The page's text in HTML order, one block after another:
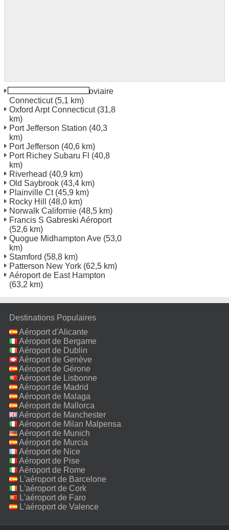
New Haven Gare Ferroviaire
Connecticut(5,1 km)
Oxford Arpt Connecticut(31,8
km)
Port Jefferson Station (40,3
km)
Port Jefferson (40,6 km)
Port Richey Subaru Fl (40,8
km)
Riverhead (40,9 km)
Old Saybrook (43,4 km)
Plainville Ct(45,9 km)
Rocky Hill
(48,0 km)
Norwalk Californie (48,5 km)
Francis S Gabreski Aéroport
(52,6 km)
Quogue Midhampton Ave (53,0
km)
Stamford (58,8 km)
Patterson New York (62,5 km)
Aéroport de East Hampton
(63,2 km)
Destinations Populaires
Aéroport d'Alicante
Aéroport de Bergame
Aéroport de Dublin
Aéroport de Genève
Aéroport de Gérone
Aéroport de Lisbonne
Aéroport de Madrid
Aéroport de Malaga
Aéroport de Mallorca
Aéroport de Manchester
Aéroport de Milan Malpensa
Aéroport de Munich
Aéroport de Murcia
Aéroport de Nice
Aéroport de Pise
Aéroport de Rome
Fiumicino
L'aéroport de Barcelone
L'aéroport de Cork
L'aéroport de Faro
L'aéroport de Valence